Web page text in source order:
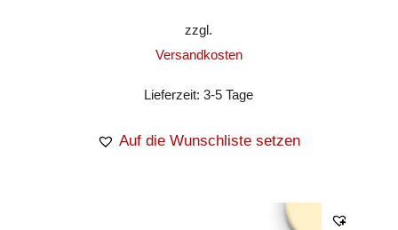
zzgl.
Versandkosten
Lieferzeit:3-5 Tage
Auf die Wunschliste setzen